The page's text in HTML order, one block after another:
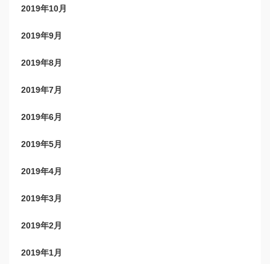
2019年10月
2019年9月
2019年8月
2019年7月
2019年6月
2019年5月
2019年4月
2019年3月
2019年2月
2019年1月